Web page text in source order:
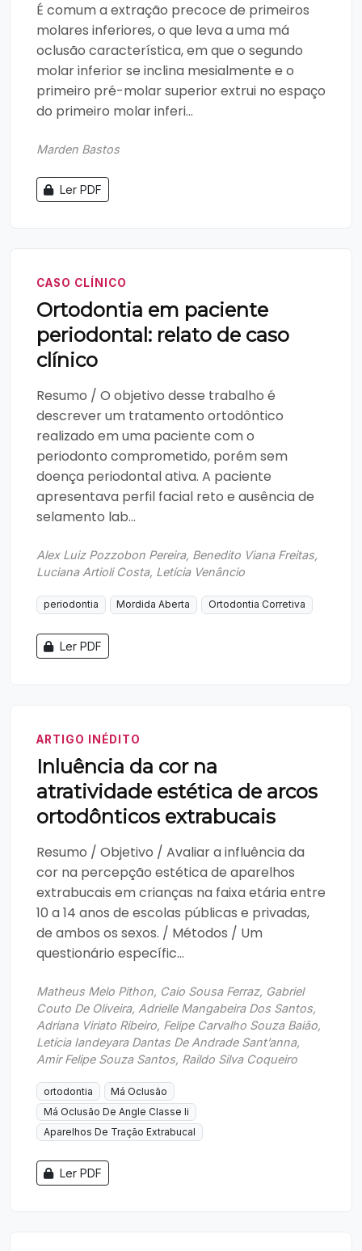
É comum a extração precoce de primeiros
molares inferiores, o que leva a uma má
oclusão característica, em que o segundo
molar inferior se inclina mesialmente e o
primeiro pré-molar superior extrui no espaço
do primeiro molar inferi...
Marden Bastos
Ler PDF
CASO CLÍNICO
Ortodontia em paciente
periodontal: relato de caso
clínico
Resumo / O objetivo desse trabalho é
descrever um tratamento ortodôntico
realizado em uma paciente com o
periodonto comprometido, porém sem
doença periodontal ativa. A paciente
apresentava perfil facial reto e ausência de
selamento lab...
Alex Luiz Pozzobon Pereira, Benedito Viana Freitas,
Luciana Artioli Costa, Letícia Venâncio
periodontia Mordida Aberta Ortodontia Corretiva
Ler PDF
ARTIGO INÉDITO
Inluência da cor na
atratividade estética de arcos
ortodônticos extrabucais
Resumo / Objetivo / Avaliar a influência da
cor na percepção estética de aparelhos
extrabucais em crianças na faixa etária entre
10 a 14 anos de escolas públicas e privadas,
de ambos os sexos. / Métodos / Um
questionário específic...
Matheus Melo Pithon, Caio Sousa Ferraz, Gabriel
Couto De Oliveira, Adrielle Mangabeira Dos Santos,
Adriana Viriato Ribeiro, Felipe Carvalho Souza Baião,
Letícia Iandeyara Dantas De Andrade Sant’anna,
Amir Felipe Souza Santos, Raildo Silva Coqueiro
ortodontia
Má Oclusão
Má Oclusão De Angle Classe Ii
Aparelhos De Tração Extrabucal
Ler PDF